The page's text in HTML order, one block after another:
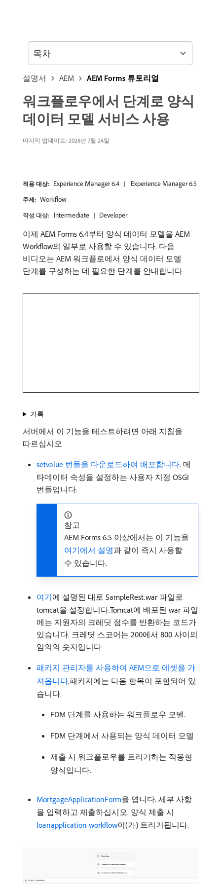
설명서 AEM AEM Forms 튜토리얼
워크플로우에서 단계로 양식
데이터 모델 서비스 사용
마지막 업데이트: 2026년 7월 24일
적용 대상: Experience Manager 6.4 Experience Manager 6.5
주제: Workflow
작성 대상: Intermediate Developer
이제 AEM Forms 6.4부터 양식 데이터 모델을 AEM
Workflow의 일부로 사용할 수 있습니다. 다음
비디오는 AEM 워크플로에서 양식 데이터 모델
단계를 구성하는 데 필요한 단계를 안내합니다
기록
서버에서 이 기능을 테스트하려면 아래 지침을
따르십시오
setvalue 번들을 다운로드하여 배포합니다. 메
타데이터 속성을 설정하는 사용자 지정 OSGI
번들입니다.
참고
AEM Forms 6.5 이상에서는 이 기능을
여기에서 설명과 같이 즉시 사용할
수 있습니다.
여기에 설명된 대로 SampleRest.war 파일로
tomcat을 설정합니다.Tomcat에 배포된 war 파일
에는 지원자의 크레딧 점수를 반환하는 코드가
있습니다. 크레딧 스코어는 200에서 800 사이의
임의의 숫자입니다
패키지 관리자를 사용하여 AEM으로 에셋을 가
져옵니다.패키지에는 다음 항목이 포함되어 있
습니다.
FDM 단계를 사용하는 워크플로우 모델.
FDM 단계에서 사용되는 양식 데이터 모델
제출 시 워크플로우를 트리거하는 적응형
양식입니다.
MortgageApplicationForm을 엽니다. 세부 사항
을 입력하고 제출하십시오. 양식 제출 시
loanapplication workflow이(가) 트리거됩니다.
목차